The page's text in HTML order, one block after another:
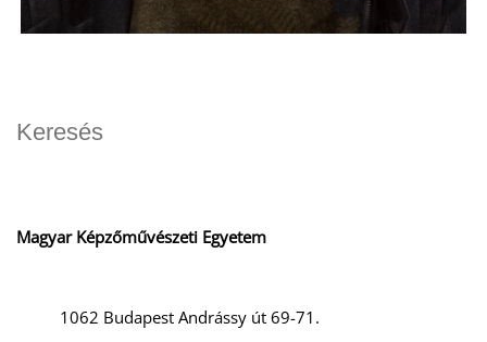
Magyar Képzőművészeti Egyetem
1062 Budapest Andrássy út 69-71.